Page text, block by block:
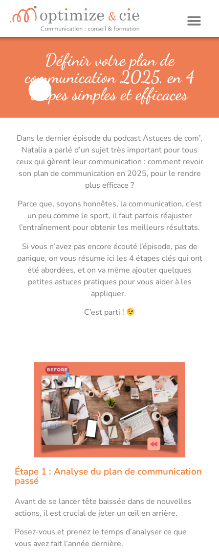
Définir votre plan de
communication 2025, en 4
étapes simples et efficaces
Dans le dernier épisode du podcast Astuces de com’,
Natalia a parlé d’un sujet très important pour tous
ceux qui gèrent leur communication : comment revoir
son plan de communication en 2025, pour le rendre
plus efficace ?
Parce que, soyons honnêtes, la communication, c’est
un peu comme le sport, il faut parfois réajuster
l’entraînement pour obtenir les meilleurs résultats.
Si vous n’avez pas encore écouté l’épisode, pas de
panique, on vous résume ici les 4 étapes clés qui ont
été abordées, et on va même ajouter quelques
petites astuces pratiques pour vous aider à les
appliquer.
C’est parti !
Étape 1 : Analyse du plan de communication
passé
Avant de se lancer tête baissée dans de nouvelles
actions, il est crucial de jeter un œil en arrière.
Posez-vous et prenez le temps d’analyser ce que
vous avez fait l’année dernière.